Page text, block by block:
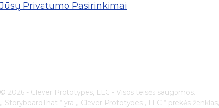
Jūsų Privatumo Pasirinkimai
© 2026 - Clever Prototypes, LLC - Visos teisės saugomos.
„ StoryboardThat “ yra „ Clever Prototypes , LLC “ prekės ženklas,